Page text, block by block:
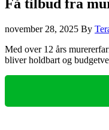
Få tilbud fra
november 28, 2025 By
Med over 12 års
bliver holdbart og